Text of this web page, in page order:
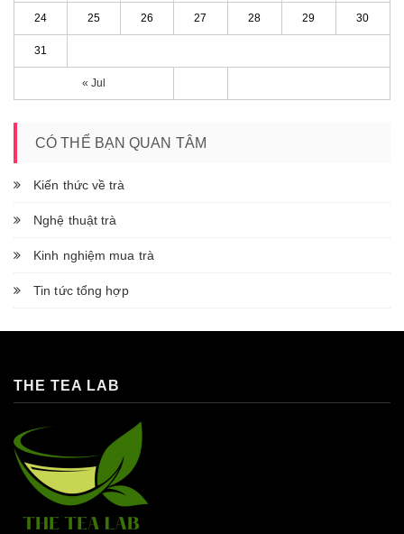
« Jul
24 25 26 27 28 29 30
31
CÓ THỂ BẠN QUAN TÂM
Kiến thức về trà
Nghệ thuật trà
Kinh nghiệm mua trà
Tin tức tổng hợp
THE TEA LAB